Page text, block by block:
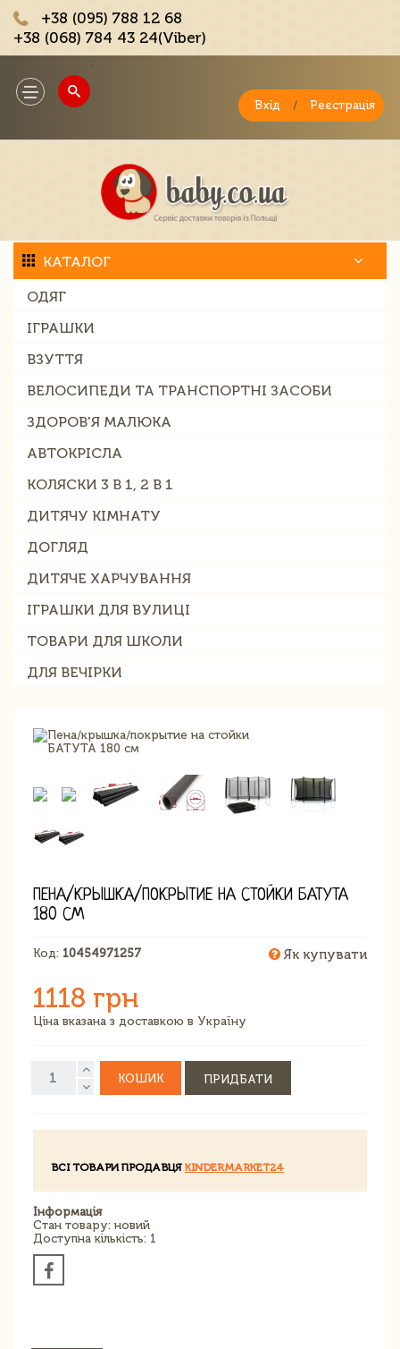
+38 (095) 788 12 68
+38 (068) 784 43 24(Viber)
Toggle
navigation
Вхід / Реєстрація
КАТАЛОГ
ОДЯГ
ІГРАШКИ
ВЗУТТЯ
ВЕЛОСИПЕДИ ТА ТРАНСПОРТНІ ЗАСОБИ
ЗДОРОВ'Я МАЛЮКА
АВТОКРІСЛА
КОЛЯСКИ 3 В 1, 2 В 1
ДИТЯЧУ КІМНАТУ
ДОГЛЯД
ДИТЯЧЕ ХАРЧУВАННЯ
ІГРАШКИ ДЛЯ ВУЛИЦІ
ТОВАРИ ДЛЯ ШКОЛИ
ДЛЯ ВЕЧІРКИ
ПЕНА/КРЫШКА/ПОКРЫТИЕ НА СТОЙКИ БАТУТА
180 СМ
Код: 10454971257 Як купувати
1118 грн
Ціна вказана з доставкою в Україну
КОШИК ПРИДБАТИ
ВСІ ТОВАРИ ПРОДАВЦЯ KINDERMARKET24
Інформація
Стан товару: новий
Доступна кількість: 1